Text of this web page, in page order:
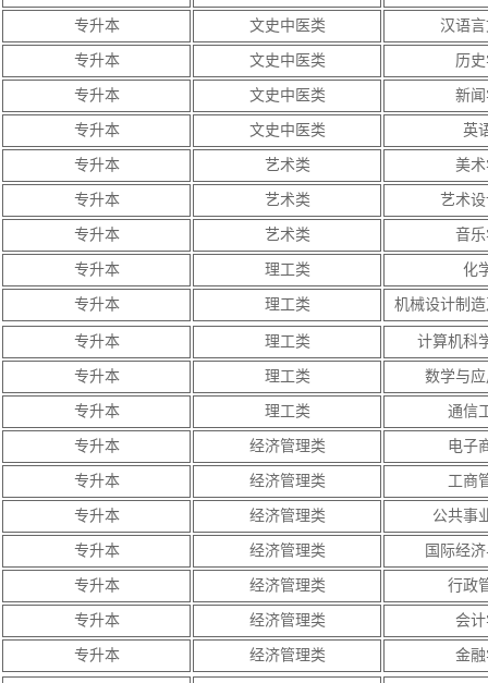
专升本 文史中医类 汉语
专升本 文史中医类 历
专升本 文史中医类 新
专升本 文史中医类 英
专升本 艺术类 美
专升本 艺术类 艺术
专升本 艺术类 音
专升本 理工类 化
专升本 理工类 机械设计制
专升本 理工类 计算机科
专升本 理工类 数学与
专升本 理工类 通信
专升本 经济管理类 电子
专升本 经济管理类 工商
专升本 经济管理类 公共事
专升本 经济管理类 国际经
专升本 经济管理类 行政
专升本 经济管理类 会
专升本 经济管理类 金